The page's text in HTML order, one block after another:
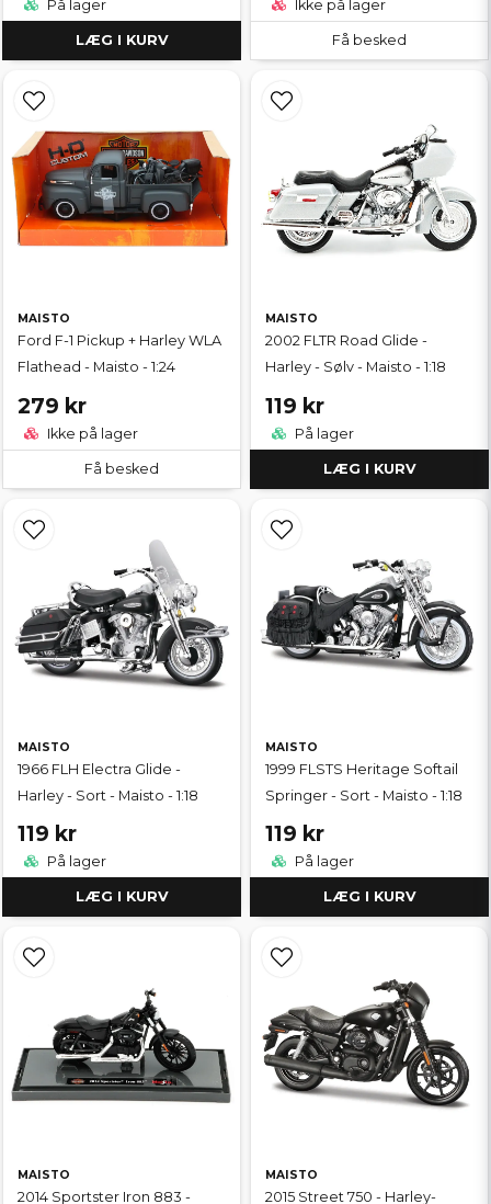
På lager
LÆG I KURV
Ikke på lager
Få besked
MAISTO
Ford F-1 Pickup + Harley WLA
Flathead - Maisto - 1:24
279 kr
Ikke på lager
Få besked
MAISTO
2002 FLTR Road Glide -
Harley - Sølv - Maisto - 1:18
119 kr
På lager
LÆG I KURV
MAISTO
1966 FLH Electra Glide -
Harley - Sort - Maisto - 1:18
119 kr
På lager
LÆG I KURV
MAISTO
1999 FLSTS Heritage Softail
Springer - Sort - Maisto - 1:18
119 kr
På lager
LÆG I KURV
MAISTO
2014 Sportster Iron 883 -
MAISTO
2015 Street 750 - Harley-